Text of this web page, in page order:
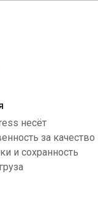
несёт
за качество
и сохранность